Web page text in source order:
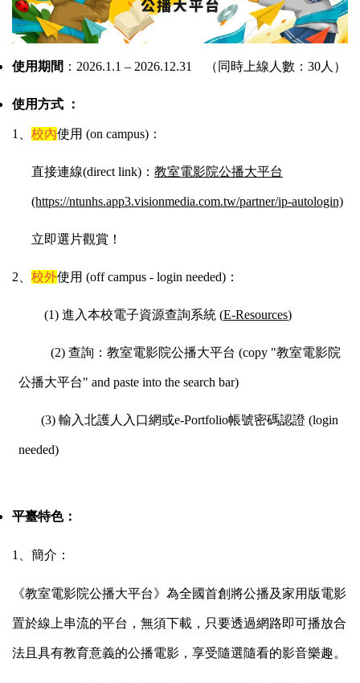
使用期間 ： 2026.1.1 – 2026.12.31 （同時上線人數：30人）
使用方式 ：
1、 校內使用 (on campus)：
直接連線(direct link)： 教室電影院公播大平台
(https://ntunhs.app3.visionmedia.com.tw/partner/ip-autologin)
立即選片觀賞！
2、 校外使用 (off campus - login needed)：
(1) 進入本校電子資源查詢系統 (E-Resources)
(2) 查詢：教室電影院公播大平台 (copy "教室電影院
公播大平台" and paste into the search bar)
(3) 輸入北護人入口網或e-Portfolio帳號密碼認證 (login
needed)
平臺特色：
1、簡介：
《教室電影院公播大平台》為全國首創將公播及家用版電影
置於線上串流的平台，無須下載，只要透過網路即可播放合
法且具有教育意義的公播電影，享受隨選隨看的影音樂趣。